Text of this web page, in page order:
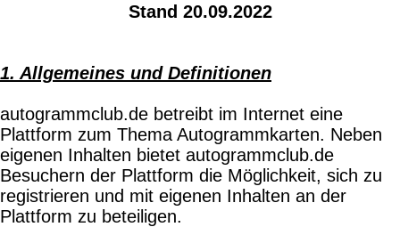
Stand 20.09.2022
1. Allgemeines und Definitionen
autogrammclub.de betreibt im Internet eine
Plattform zum Thema Autogrammkarten. Neben
eigenen Inhalten bietet autogrammclub.de
Besuchern der Plattform die Möglichkeit, sich zu
registrieren und mit eigenen Inhalten an der
Plattform zu beteiligen.